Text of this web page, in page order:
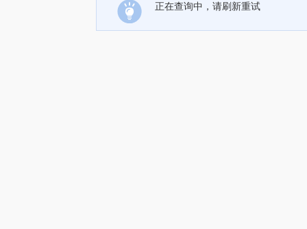
正在查询中，请刷新重试